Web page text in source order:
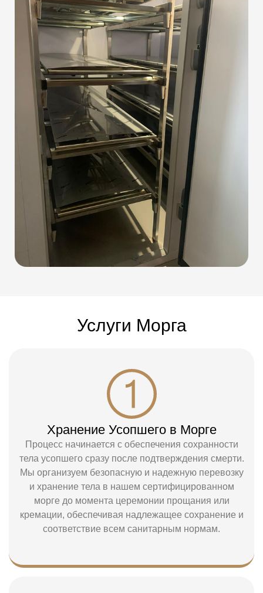
Услуги Морга
Хранение Усопшего в Морге
Процесс начинается с обеспечения сохранности
тела усопшего сразу после подтверждения смерти.
Мы организуем безопасную и надежную перевозку
и хранение тела в нашем сертифицированном
морге до момента церемонии прощания или
кремации, обеспечивая надлежащее сохранение и
соответствие всем санитарным нормам.